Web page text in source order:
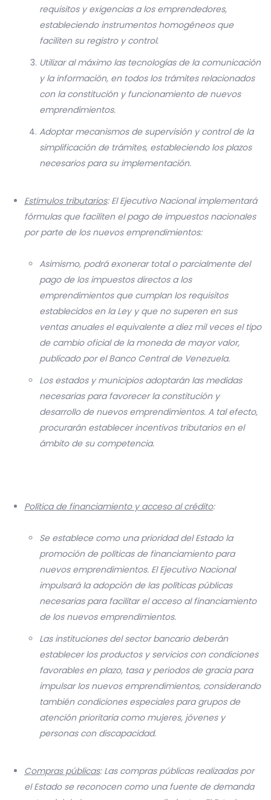
requisitos y exigencias a los emprendedores,
estableciendo instrumentos homogéneos que
faciliten su registro y control.
Utilizar al máximo las tecnologías de la comunicación
y la información, en todos los trámites relacionados
con la constitución y funcionamiento de nuevos
emprendimientos.
Adoptar mecanismos de supervisión y control de la
simplificación de trámites, estableciendo los plazos
necesarios para su implementación.
Estímulos tributarios: El Ejecutivo Nacional implementará
fórmulas que faciliten el pago de impuestos nacionales
por parte de los nuevos emprendimientos:
Asimismo, podrá exonerar total o parcialmente del
pago de los impuestos directos a los
emprendimientos que cumplan los requisitos
establecidos en la Ley y que no superen en sus
ventas anuales el equivalente a diez mil veces el tipo
de cambio oficial de la moneda de mayor valor,
publicado por el Banco Central de Venezuela.
Los estados y municipios adoptarán las medidas
necesarias para favorecer la constitución y
desarrollo de nuevos emprendimientos. A tal efecto,
procurarán establecer incentivos tributarios en el
ámbito de su competencia.
Política de financiamiento y acceso al crédito:
Se establece como una prioridad del Estado la
promoción de políticas de financiamiento para
nuevos emprendimientos. El Ejecutivo Nacional
impulsará la adopción de las políticas públicas
necesarias para facilitar el acceso al financiamiento
de los nuevos emprendimientos.
Las instituciones del sector bancario deberán
establecer los productos y servicios con condiciones
favorables en plazo, tasa y periodos de gracia para
impulsar los nuevos emprendimientos, considerando
también condiciones especiales para grupos de
atención prioritaria como mujeres, jóvenes y
personas con discapacidad.
Compras públicas: Las compras públicas realizadas por
el Estado se reconocen como una fuente de demanda